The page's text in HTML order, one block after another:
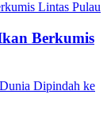
Berkumis